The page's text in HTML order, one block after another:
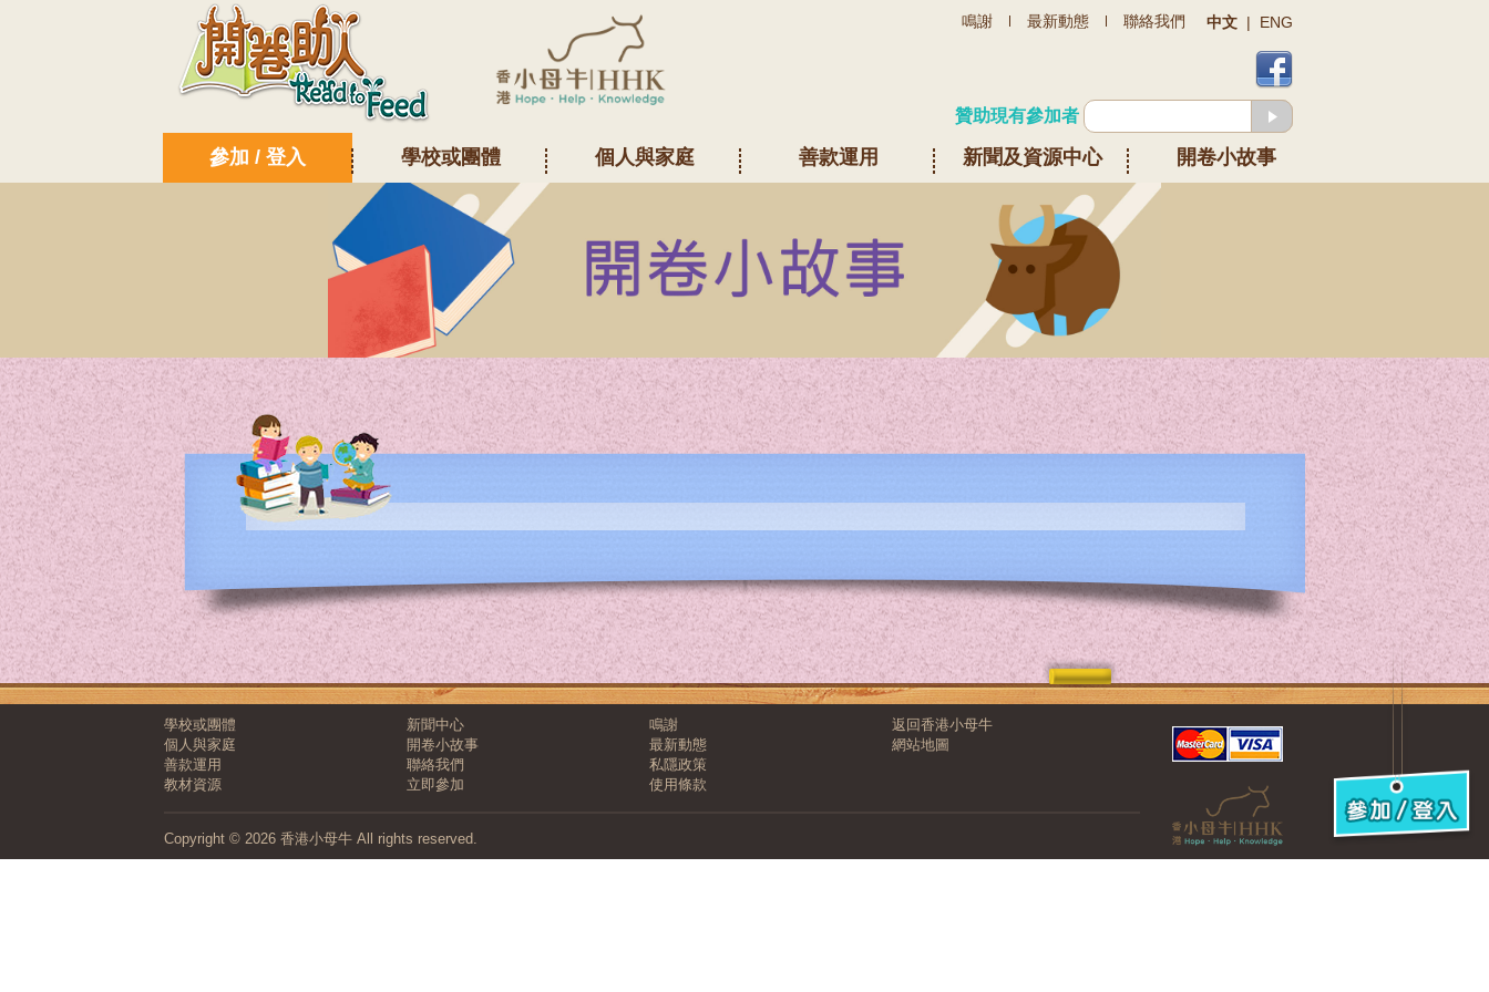
鳴謝 最新動態 聯絡我們 中文 | ENG
贊助現有參加者
參加 / 登入 學校或團體 個人與家庭 善款運用 新聞及資源中心 開卷小故事
學校或團體
個人與家庭
善款運用
教材資源
新聞中心
開卷小故事
聯絡我們
立即參加
鳴謝
最新動態
私隱政策
使用條款
返回香港小母牛
網站地圖
Copyright © 2026 香港小母牛 All rights reserved.